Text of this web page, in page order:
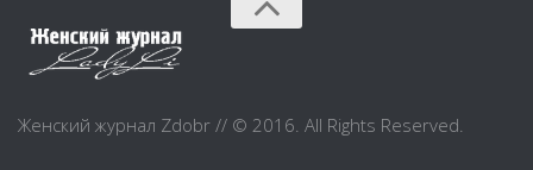
Красота
Мода и шоппинг
Женский журнал Zdobr // © 2016. All Rights Reserved.